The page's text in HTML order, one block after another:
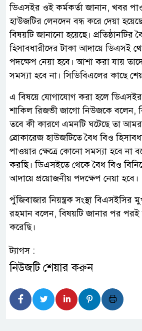
ডিএসইর ওই কর্মকর্তা জানান, খবর
হাউজটির লেনদেন বন্ধ করে দেয়া
বিষয়টি জানানো হয়েছে। প্রতিষ্ঠানটির
হিসাবধারীদের টাকা আদায়ে ডিএসই
পদক্ষেপ নেয়া হবে। আশা করা যায়
সমস্যা হবে না। সিডিবিএলের কাছে
এ বিষয়ে যোগাযোগ করা হলে
শাকিল রিজভী জাগো নিউজকে বলেন,
তবে কী কারণে এমনটি ঘটেছে তা
ব্রোকারেজ হাউজটিতে বৈধ বিও
পাওয়ার ক্ষেত্রে কোনো সমস্যা হবে
করছি। ডিএসইতে থেকে বৈধ বিও
আদায়ে প্রয়োজনীয় পদক্ষেপ নেয়া হবে।
পুঁজিবাজার নিয়ন্ত্রক সংস্থা বিএসইসির
রহমান বলেন, বিষয়টি জানার পর
করেছি।
ট্যাগস :
নিউজটি শেয়ার করুন